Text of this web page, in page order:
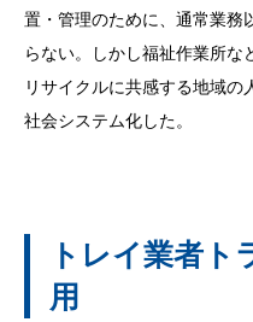
置・管理のために、通常業務
らない。しかし福祉作業所な
リサイクルに共感する地域
社会システム化した。
トレイ業者ト
用